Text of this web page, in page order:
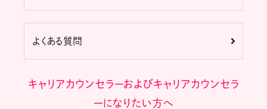
よくある質問
キャリアカウンセラーおよびキャリアカウンセラ
ーになりたい方へ